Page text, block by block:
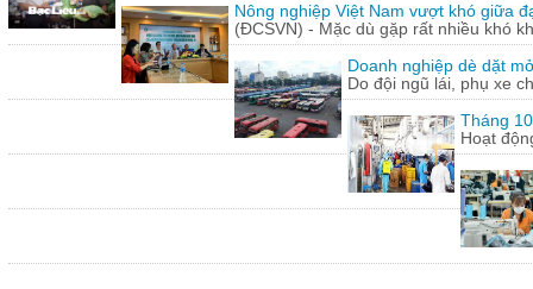
Nông nghiệp Việt Nam vượt khó giữa
(ĐCSVN) - Mặc dù gặp rất nhiều khó
Doanh nghiệp dè dặt
Do đội ngũ lái, phụ xe
Tháng
Hoạt